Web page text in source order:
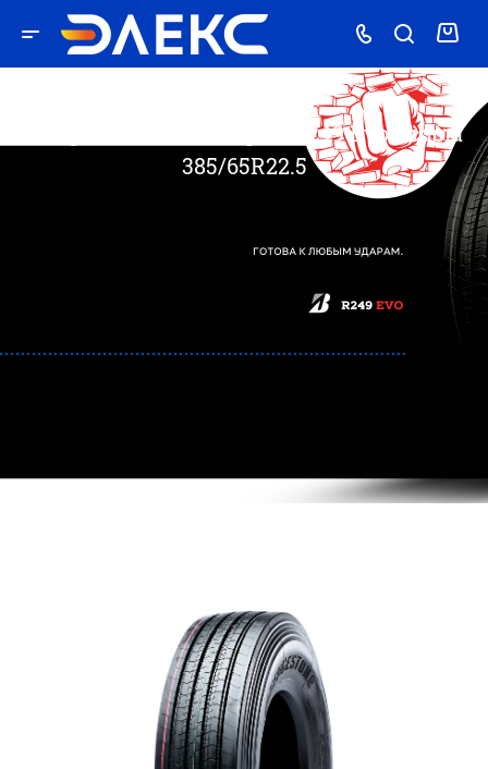
Bridgestone R249 Ecopia/ R249 Evo Ecopia
385/65R22.5